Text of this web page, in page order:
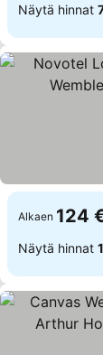
Näytä hinnat
Alkaen 124
Näytä hinnat